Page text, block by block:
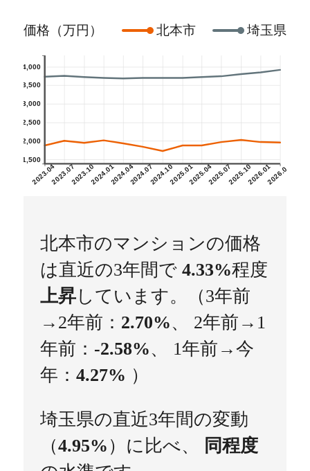
価格（万円） 北本市 埼玉県
2023.042023.072023.102024.012024.042024.072024.102025.012025.042025.072025.102026.012026.04
1,500
2,000
2,500
3,000
3,500
4,000
北本市のマンションの価格
は直近の3年間で 4.33%程度
上昇しています。（3年前
→2年前： 2.70%、 2年前→1
年前： -2.58%、 1年前→今
年： 4.27% ）
埼玉県の直近3年間の変動
（4.95% ）に比べ、
同程度